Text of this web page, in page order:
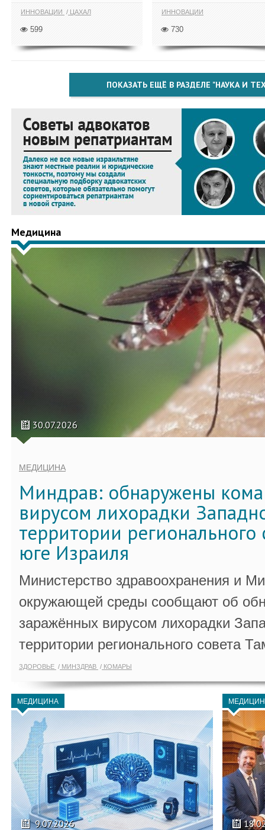
ИННОВАЦИИ ЦАХАЛ
599
ИННОВАЦИИ
730
ПОКАЗАТЬ ЕЩЁ В РАЗДЕЛЕ "НАУКА И
Медицина
30.07.2026
МЕДИЦИНА
Миндрав: обнаружены
вирусом лихорадки
территории регионального
юге Израиля
Министерство здравоохранения и
окружающей среды сообщают об
заражённых вирусом лихорадки
территории регионального совета
ЗДОРОВЬЕ МИНЗДРАВ КОМАРЫ
МЕДИЦИНА
9.07.2026